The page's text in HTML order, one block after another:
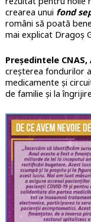
crearea unui fond
români să poată
mai explicat Dragoș
Președintele CNAS,
creșterea fondurilor
medicamente și
de familie și la